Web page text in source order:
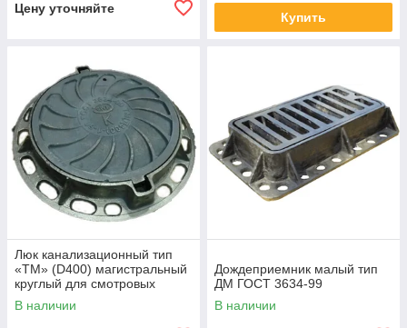
Цену уточняйте
Купить
Люк канализационный тип
«ТМ» (D400) магистральный
круглый для смотровых
колодцев ГОСТ 3634-99
В наличии
Дождеприемник малый тип
ДМ ГОСТ 3634-99
В наличии